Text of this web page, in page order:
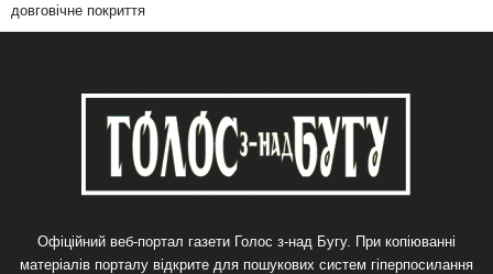
довговічне покриття
Офіційний веб-портал газети Голос з-над Бугу. При копіюванні
матеріалів порталу відкрите для пошукових систем гіперпосилання